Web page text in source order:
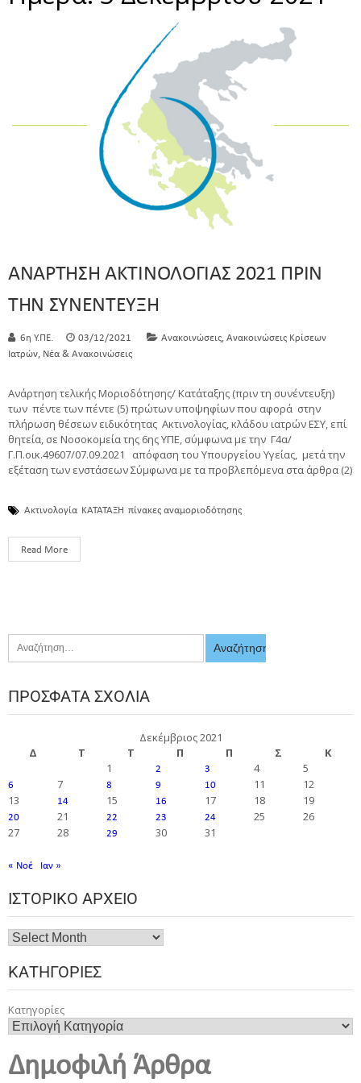
ΑΝΑΡΤΗΣΗ ΑΚΤΙΝΟΛΟΓΙΑΣ 2021 ΠΡΙΝ
ΤΗΝ ΣΥΝΕΝΤΕΥΞΗ
6η Υ.ΠΕ. 03/12/2021 Ανακοινώσεις, Ανακοινώσεις Κρίσεων
Ιατρών, Νέα & Ανακοινώσεις
Ανάρτηση τελικής Μοριοδότησης/ Κατάταξης (πριν τη συνέντευξη)
των πέντε των πέντε (5) πρώτων υποψηφίων που αφορά στην
πλήρωση θέσεων ειδικότητας Ακτινολογίας, κλάδου ιατρών ΕΣΥ, επί
θητεία, σε Νοσοκομεία της 6ης ΥΠΕ, σύμφωνα με την Γ4α/
Γ.Π.οικ.49607/07.09.2021 απόφαση του Υπουργείου Υγείας, μετά την
εξέταση των ενστάσεων Σύμφωνα με τα προβλεπόμενα στα άρθρα (2)
Ακτινολογία ΚΑΤΑΤΑΞΗ πίνακες αναμοριοδότησης
Read More
ΠΡΌΣΦΑΤΑ ΣΧΌΛΙΑ
Δεκέμβριος 2021
Δ
Τ Τ Π Π Σ
Κ
1
2 3 4 5
6 7 8 9 10 11
12
13
14 15 16 17 18 19
20 21 22 23 24 25
26
27
28 29 30 31
« Νοέ Ιαν »
ΙΣΤΟΡΙΚΌ ΑΡΧΕΊΟ
ΚΑΤΗΓΟΡΊΕΣ
Κατηγορίες
Δημοφιλή Άρθρα